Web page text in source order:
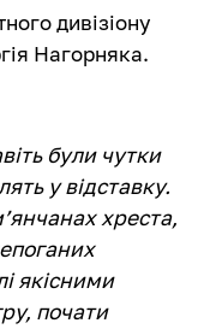
дивізіону
Нагорняка.
були чутки
у відставку.
хреста,
якісними
почати